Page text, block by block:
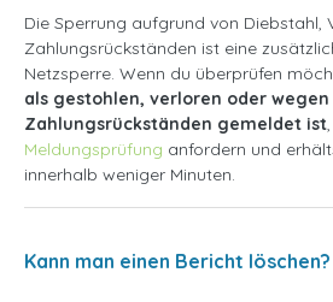
Die Sperrung aufgrund von Diebstahl,
Zahlungsrückständen ist eine
Netzsperre. Wenn du überprüfen
als gestohlen, verloren oder wegen
Zahlungsrückständen gemeldet ist
Meldungsprüfung anfordern und
innerhalb weniger Minuten.
Kann man einen Bericht löschen?